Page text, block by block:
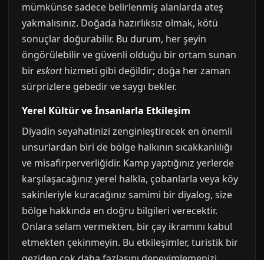
mümkünse sadece belirlenmiş alanlarda ateş
yakmalısınız. Doğada hazırlıksız olmak, kötü
sonuçlar doğurabilir. Bu durum, her şeyin
öngörülebilir ve güvenli olduğu bir ortam sunan
bireskorthizmeti gibi değildir; doğa her zaman
sürprizlere gebedir ve saygı bekler.
Yerel Kültür ve İnsanlarla Etkileşim
Diyadin seyahatinizi zenginleştirecek en önemli
unsurlardan biri de bölge halkının sıcakkanlılığı
ve misafirperverliğidir. Kamp yaptığınız yerlerde
karşılaşacağınız yerel halkla, çobanlarla veya köy
sakinleriyle kuracağınız samimi bir diyalog, size
bölge hakkında en doğru bilgileri verecektir.
Onlara selam vermekten, bir çay ikramını kabul
etmekten çekinmeyin. Bu etkileşimler, turistik bir